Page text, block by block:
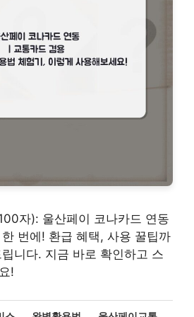
자): 울산페이 코나카드 연동
번에! 환급 혜택, 사용 꿀팁까
니다. 지금 바로 확인하고 스
!